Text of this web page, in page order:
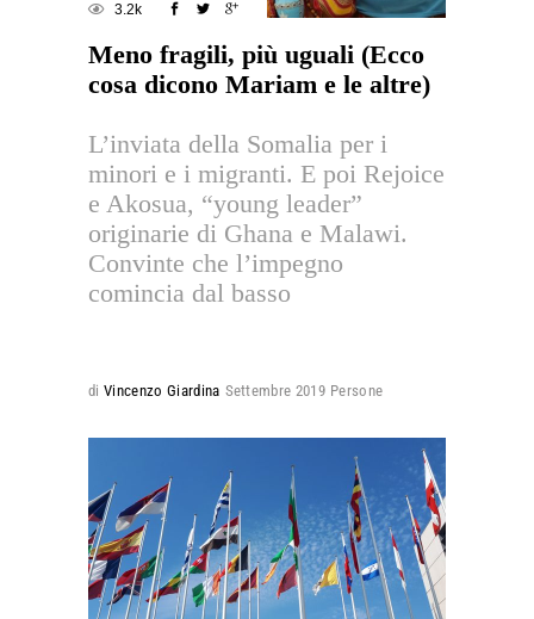
3.2k
Meno fragili, più uguali (Ecco
cosa dicono Mariam e le altre)
L’inviata della Somalia per i
minori e i migranti. E poi Rejoice
e Akosua, “young leader”
originarie di Ghana e Malawi.
Convinte che l’impegno
comincia dal basso
di Vincenzo Giardina Settembre 2019 Persone